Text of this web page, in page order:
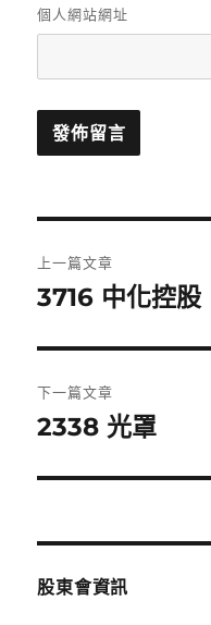
個人網站網址
章
覽
上一篇文章
上
篇
文
章:
3716 中化控股
下一篇文章
下
篇
章:
2338 光罩
股東會資訊